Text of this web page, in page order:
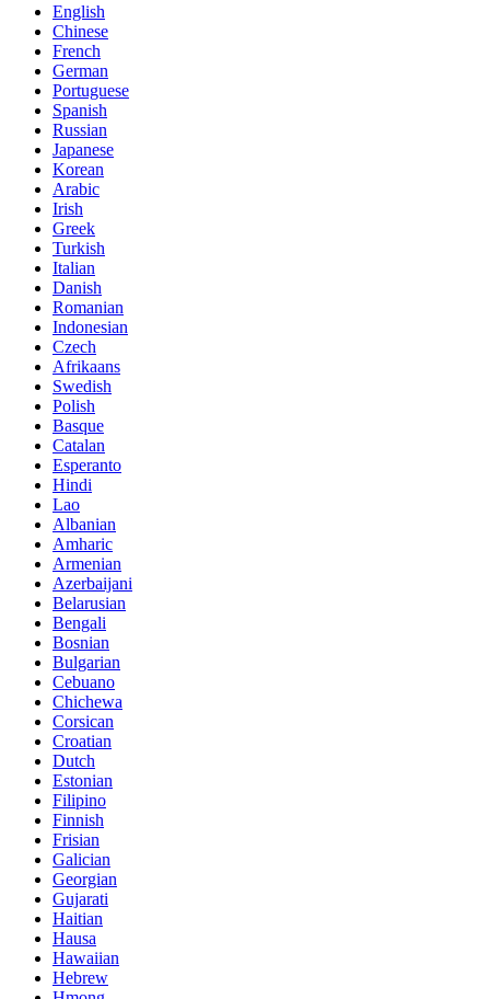
English
Chinese
French
German
Portuguese
Spanish
Russian
Japanese
Korean
Arabic
Irish
Greek
Turkish
Italian
Danish
Romanian
Indonesian
Czech
Afrikaans
Swedish
Polish
Basque
Catalan
Esperanto
Hindi
Lao
Albanian
Amharic
Armenian
Azerbaijani
Belarusian
Bengali
Bosnian
Bulgarian
Cebuano
Chichewa
Corsican
Croatian
Dutch
Estonian
Filipino
Finnish
Frisian
Galician
Georgian
Gujarati
Haitian
Hausa
Hawaiian
Hebrew